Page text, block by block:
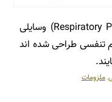
ماسکهای تنفسی (Respiratory Protection Masks) وسایلی
تنفسی طراحی شده اند
,ملزومات